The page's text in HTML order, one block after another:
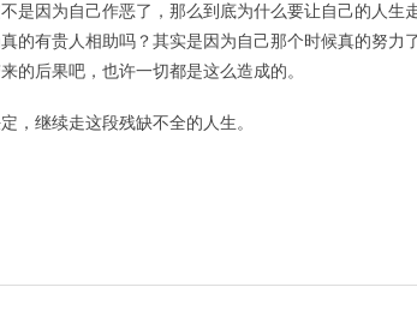
是因为自己作恶了，那么到底为什么要让自己的人生
的有贵人相助吗？其实是因为自己那个时候真的努力
的后果吧，也许一切都是这么造成的。
，继续走这段残缺不全的人生。